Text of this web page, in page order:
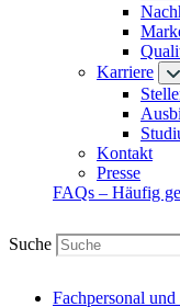
Karriere
Kontakt
Presse
FAQs – Häufig
Suche
Fachpersonal